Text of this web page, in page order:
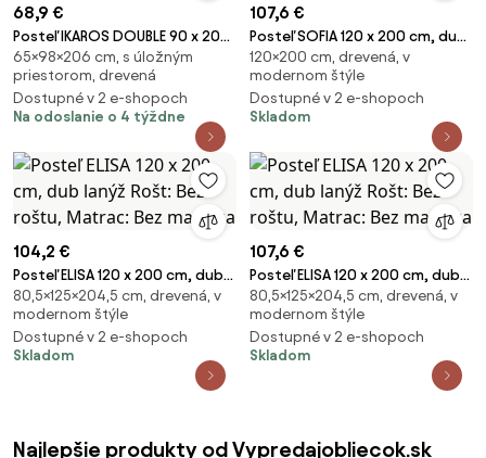
68,9 €
Posteľ IKAROS DOUBLE 90 x 200
cm, biela Rošt: Bez roštu,
Matrac: Bez matraca
65×98×206 cm, s úložným
priestorom, drevená
Dostupné v 2 e-shopoch
Na odoslanie o 4 týždne
107,6 €
Posteľ SOFIA 120 x 200 cm, dub
artisan Rošt: Bez roštu, Matrac:
Bez matraca
120×200 cm, drevená, v
modernom štýle
Dostupné v 2 e-shopoch
Skladom
104,2 €
Posteľ ELISA 120 x 200 cm, dub
lanýž Rošt: Bez roštu, Matrac:
Bez matraca
80,5×125×204,5 cm, drevená, v
modernom štýle
Dostupné v 2 e-shopoch
Skladom
107,6 €
Posteľ ELISA 120 x 200 cm, dub
lanýž Rošt: Bez roštu, Matrac:
Bez matraca
80,5×125×204,5 cm, drevená, v
modernom štýle
Dostupné v 2 e-shopoch
Skladom
Najlepšie produkty od Vypredajobliecok.sk